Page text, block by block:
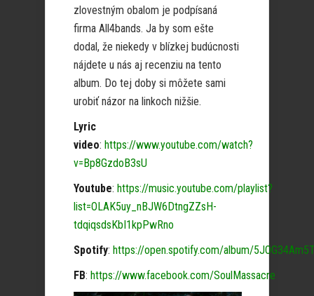
zlovestným obalom je podpísaná
firma All4bands. Ja by som ešte
dodal, že niekedy v blízkej budúcnosti
nájdete u nás aj recenziu na tento
album. Do tej doby si môžete sami
urobiť názor na linkoch nižšie.
Lyric
video: https://www.youtube.com/watch?
v=Bp8GzdoB3sU
Youtube: https://music.youtube.com/playlist?
list=OLAK5uy_nBJW6DtngZZsH-
tdqiqsdsKbI1kpPwRno
Spotify: https://open.spotify.com/album/
FB: https://www.facebook.com/SoulMassacre